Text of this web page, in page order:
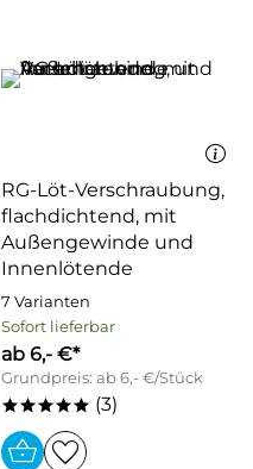
RG-Löt-Verschraubung,
flachdichtend, mit
Außengewinde und
Innenlötende
7 Varianten
Sofort lieferbar
ab 6,- €*
Grundpreis: ab 6,- €/Stück
***** (3)